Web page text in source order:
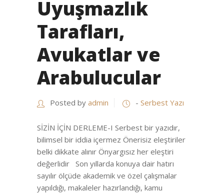
Uyuşmazlık
Tarafları,
Avukatlar ve
Arabulucular
Posted by admin - Serbest Yazı
SİZİN İÇİN DERLEME-I Serbest bir yazıdır,
bilimsel bir iddia içermez Önerisiz eleştiriler
belki dikkate alınır Önyargısız her eleştiri
değerlidir Son yıllarda konuya dair hatırı
sayılır ölçüde akademik ve özel çalışmalar
yapıldığı, makaleler hazırlandığı, kamu